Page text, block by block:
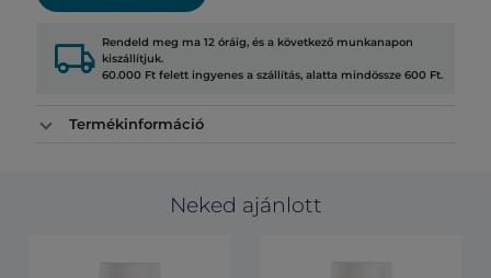
local_shipping Rendeld meg ma 12 óráig, és a következő munkanapon
kiszállítjuk.
60.000 Ft felett ingyenes a szállítás, alatta mindössze 600 Ft.
Termékinformáció
Neked ajánlott